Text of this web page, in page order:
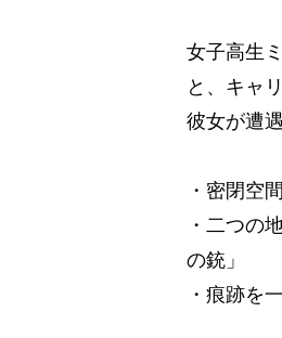
女子高生
と、キャ
彼女が遭
・密閉空
・二つの
の銃」
・痕跡を